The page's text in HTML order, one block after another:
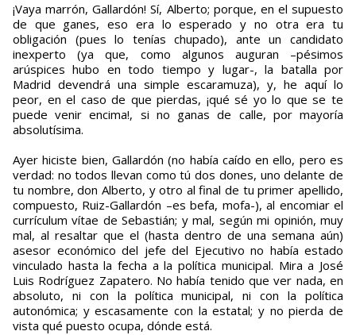
¡Vaya marrón, Gallardón! Sí, Alberto; porque, en el supuesto
de que ganes, eso era lo esperado y no otra era tu
obligación (pues lo tenías chupado), ante un candidato
inexperto (ya que, como algunos auguran –pésimos
arúspices hubo en todo tiempo y lugar-, la batalla por
Madrid devendrá una simple escaramuza), y, he aquí lo
peor, en el caso de que pierdas, ¡qué sé yo lo que se te
puede venir encima!, si no ganas de calle, por mayoría
absolutísima.
Ayer hiciste bien, Gallardón (no había caído en ello, pero es
verdad: no todos llevan como tú dos dones, uno delante de
tu nombre, don Alberto, y otro al final de tu primer apellido,
compuesto, Ruiz-Gallardón –es befa, mofa-), al encomiar el
currículum vítae de Sebastián; y mal, según mi opinión, muy
mal, al resaltar que el (hasta dentro de una semana aún)
asesor económico del jefe del Ejecutivo no había estado
vinculado hasta la fecha a la política municipal. Mira a José
Luis Rodríguez Zapatero. No había tenido que ver nada, en
absoluto, ni con la política municipal, ni con la política
autonómica; y escasamente con la estatal; y no pierda de
vista qué puesto ocupa, dónde está.